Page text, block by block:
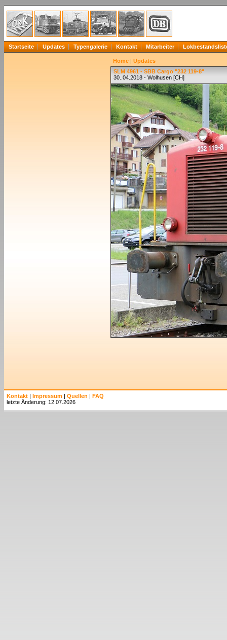
Startseite Updates Typengalerie Kontakt Mitarbeiter
Home | Updates
SLM 4961 - SBB Cargo "232 119-8"
30..04.2018 - Wolhusen [CH]
Kontakt | Impressum | Quellen | FAQ
letzte Änderung: 12.07.2026